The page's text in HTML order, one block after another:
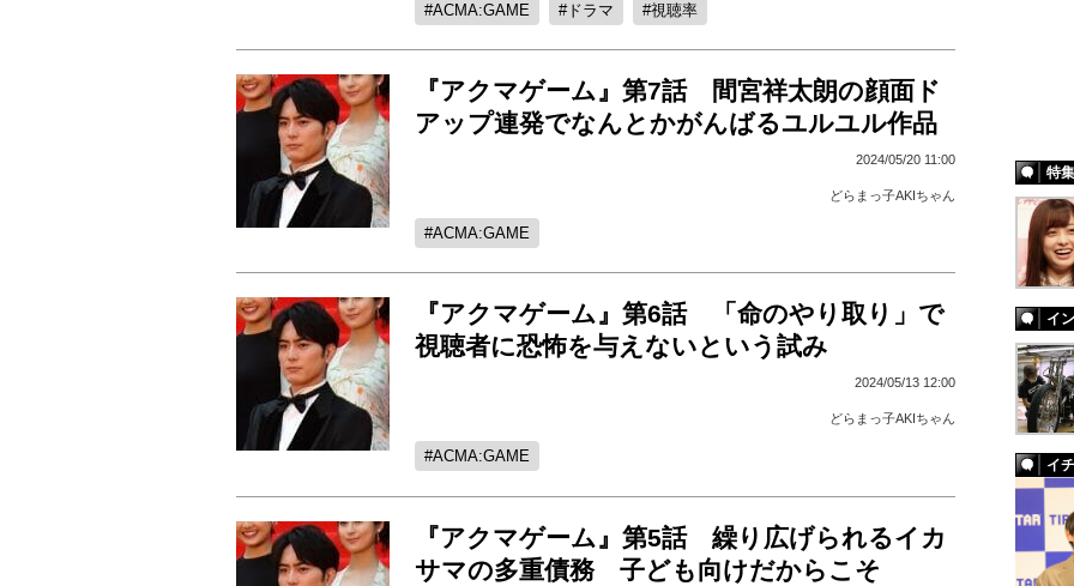
ACMA:GAME ドラマ 視聴率
『アクマゲーム』第7話 間宮祥太朗の顔面ド
アップ連発でなんとかがんばるユルユル作品
2024/05/20 11:00
どらまっ子AKIちゃん
ACMA:GAME
『アクマゲーム』第6話 「命のやり取り」で
視聴者に恐怖を与えないという試み
2024/05/13 12:00
どらまっ子AKIちゃん
ACMA:GAME
『アクマゲーム』第5話 繰り広げられるイカ
サマの多重債務 子ども向けだからこそ
特集
イ
イ